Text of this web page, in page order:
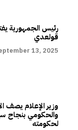
رئيس الجمهورية
قولعدي
13, 2025
وزير الإعلام يصف
والحكومي بنجاح
لحكومته